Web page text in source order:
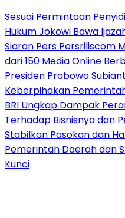
Sesuai Permintaan
Hukum Jokowi Bawa
Siaran Pers Persriliscom
dari 150 Media Online
Presiden Prabowo
Keberpihakan
BRI Ungkap Dampak
Terhadap Bisnisnya dan
Stabilkan Pasokan dan
Pemerintah Daerah dan
Kunci